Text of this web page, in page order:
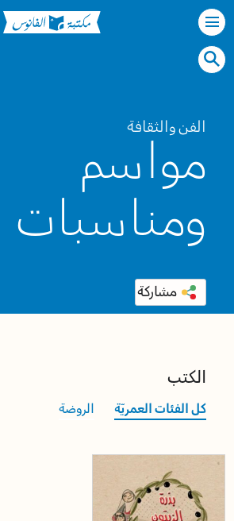
الفن والثقافة
مواسم
ومناسبات
مشاركة
الكتب
كل الفئات العمريّة الروضة